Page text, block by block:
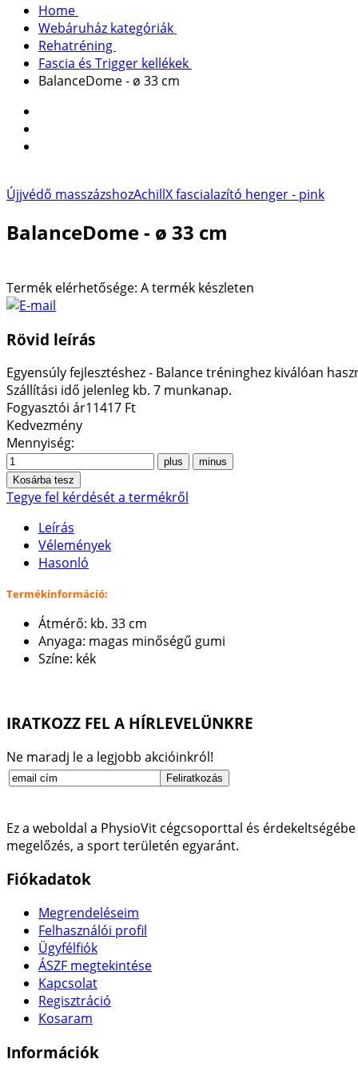
Home
Webáruház kategóriák
Rehatréning
Fascia és Trigger kellékek
BalanceDome - ø 33 cm
Újjvédő masszázshozAchillX fascialazító henger - pink
BalanceDome - ø 33 cm
Termék elérhetősége: A termék készleten
Rövid leírás
Egyensúly fejlesztéshez - Balance tréninghez kiválóan
Szállítási idő jelenleg kb. 7 munkanap.
Fogyasztói ár11417 Ft
Kedvezmény
Mennyiség:
Tegye fel kérdését a termékről
Leírás
Vélemények
Hasonló
Termékinformáció:
Átmérő: kb. 33 cm
Anyaga: magas minőségű gumi
Színe: kék
IRATKOZZ FEL A HÍRLEVELÜNKRE
Ne maradj le a legjobb akcióinkról!
Ez a weboldal a PhysioVit cégcsoporttal és
megelőzés, a sport területén egyaránt.
Fiókadatok
Megrendeléseim
Felhasználói profil
Ügyfélfiók
ÁSZF megtekintése
Kapcsolat
Regisztráció
Kosaram
Információk